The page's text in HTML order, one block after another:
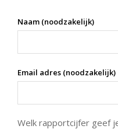
Naam (noodzakelijk)
Email adres (noodzakelijk)
Welk rapportcijfer geef